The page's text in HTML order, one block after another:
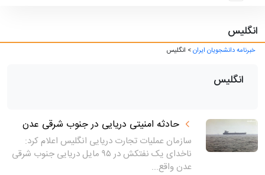
انگلیس
خبرنامه دانشجویان ایران> انگلیس
انگلیس
حادثه امنیتی دریایی در جنوب شرقی عدن
سازمان عملیات تجارت دریایی انگلیس اعلام کرد:
ناخدای یک نفتکش در ۹۵ مایل دریایی جنوب شرقی
عدن واقع...